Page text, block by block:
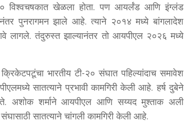
विश्वचषकात खेळला होता. पण आयर्लंड आणि इंग्लंड
पुनरागमन झाले आहे. त्याने २०१४ मध्ये बांगलादेश
लागले. तंदुरुस्त झाल्यानंतर तो आयपीएल २०२६ मध्ये
भारतीय टी-२० संघात पहिल्यांदाच समावेश
सातत्याने प्रभावी कामगिरी केली आहे. हर्ष दुबेने
अशोक शर्माने आयपीएल आणि सय्यद मुश्ताक अली
सातत्याने चांगली कामगिरी केली आहे.